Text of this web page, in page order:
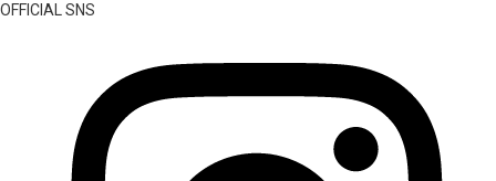
OFFICIAL SNS